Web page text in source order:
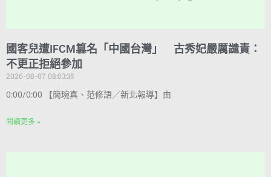
國客兒遭IFCM篡名「中國台灣」 古秀妃嚴厲譴責：
不更正拒絕參加
2026-08-07 08:03:35
0:00/0:00 【簡琬真、范修語／新北報導】由
閱讀更多 »